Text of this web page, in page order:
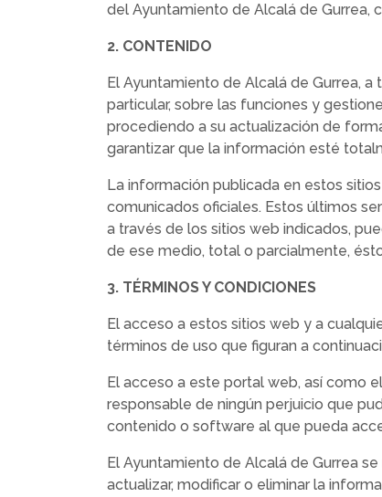
del Ayuntamiento de Alcalá de Gurrea,
2. CONTENIDO
El Ayuntamiento de Alcalá de Gurrea,
particular, sobre las funciones y
procediendo a su actualización de
garantizar que la información esté
La información publicada en estos
comunicados oficiales. Estos últimos
a través de los sitios web indicados,
de ese medio, total o parcialmente,
3. TÉRMINOS Y CONDICIONES
El acceso a estos sitios web y a
términos de uso que figuran a
El acceso a este portal web, así como
responsable de ningún perjuicio que
contenido o software al que pueda
El Ayuntamiento de Alcalá de Gurrea
actualizar, modificar o eliminar la